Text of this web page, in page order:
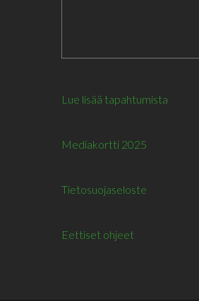
Lue lisää tapahtumista
Mediakortti 2025
Tietosuojaseloste
Eettiset ohjeet